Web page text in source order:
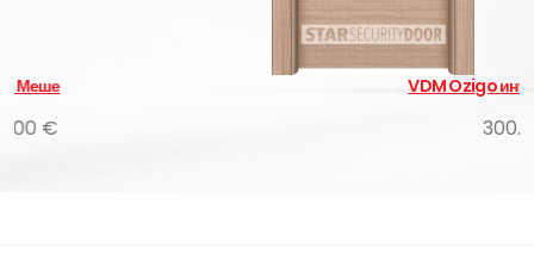
VDM Ozigo интериорни врати